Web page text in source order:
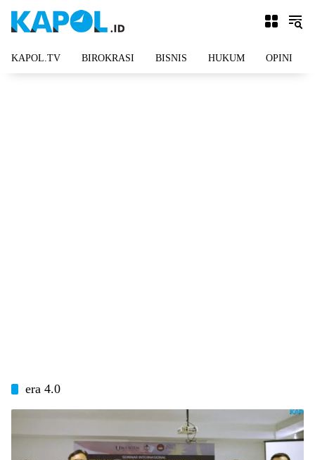
KAPOL.TV BIROKRASI BISNIS HUKUM OPINI
era 4.0